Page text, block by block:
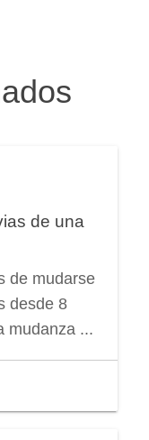
de una
de mudarse
desde 8
mudanza ...